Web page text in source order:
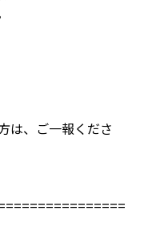
は、ご一報くださ